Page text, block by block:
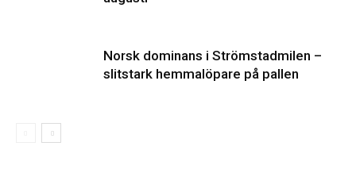
Norsk dominans i Strömstadmilen –
slitstark hemmalöpare på pallen